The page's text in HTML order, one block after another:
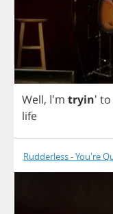
Well, I'm tryin' to
life
Rudderless - You're